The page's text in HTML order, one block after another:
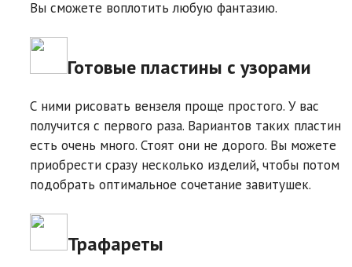
Вы сможете воплотить любую фантазию.
Готовые пластины с узорами
С ними рисовать вензеля проще простого. У вас
получится с первого раза. Вариантов таких пластин
есть очень много. Стоят они не дорого. Вы можете
приобрести сразу несколько изделий, чтобы потом
подобрать оптимальное сочетание завитушек.
Трафареты